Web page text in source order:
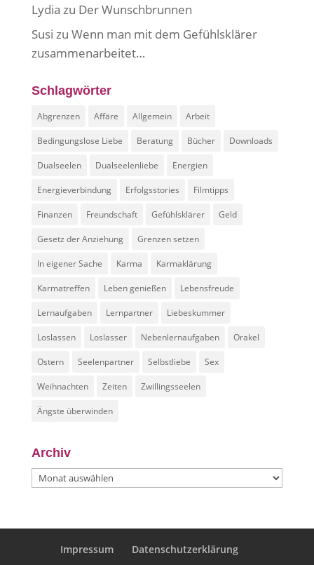
Lydia zu Der Wunschbrunnen
Susi zu Wenn man mit dem Gefühlsklärer
zusammenarbeitet…
Schlagwörter
Abgrenzen Affäre Allgemein Arbeit
Bedingungslose Liebe Beratung Bücher Downloads
Dualseelen Dualseelenliebe Energien
Energieverbindung Erfolgsstories Filmtipps
Finanzen Freundschaft Gefühlsklärer Geld
Gesetz der Anziehung Grenzen setzen
In eigener Sache Karma Karmaklärung
Karmatreffen Leben genießen Lebensfreude
Lernaufgaben Lernpartner Liebeskummer
Loslassen Loslasser Nebenlernaufgaben Orakel
Ostern Seelenpartner Selbstliebe Sex
Weihnachten Zeiten Zwillingsseelen
Ängste überwinden
Archiv
Archiv
Impressum
Datenschutzerklärung